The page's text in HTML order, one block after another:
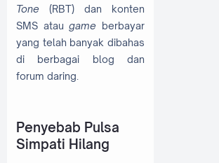
Tone (RBT) dan konten
SMS ataugame berbayar
yang telah banyak dibahas
di berbagai blog dan
forum daring.
Penyebab Pulsa
Simpati Hilang